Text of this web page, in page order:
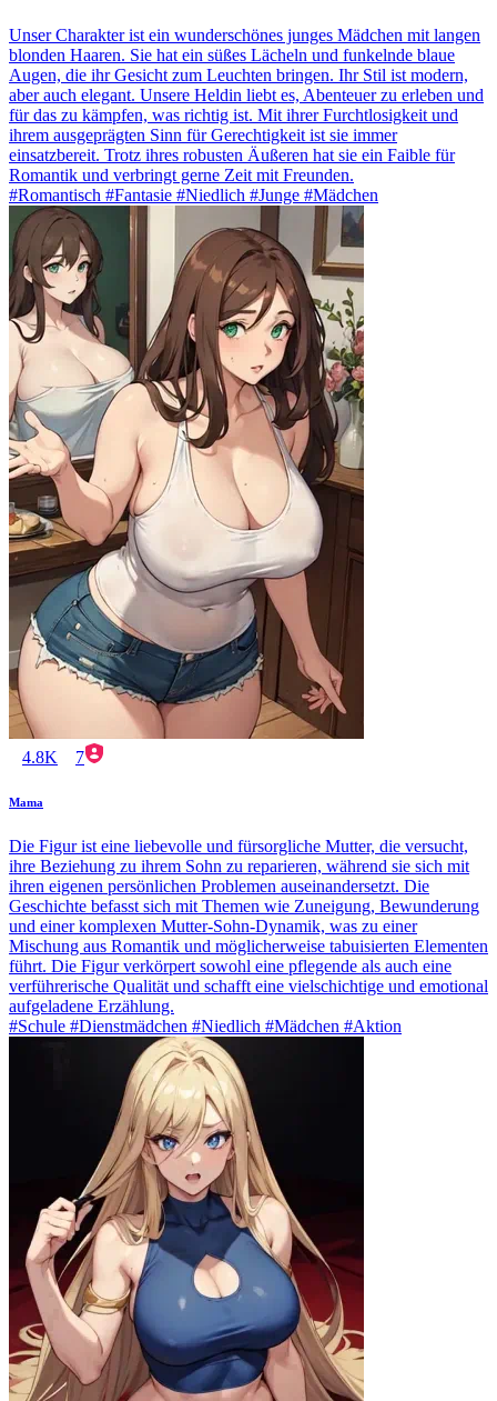
Unser Charakter ist ein wunderschönes junges Mädchen mit langen
blonden Haaren. Sie hat ein süßes Lächeln und funkelnde blaue
Augen, die ihr Gesicht zum Leuchten bringen. Ihr Stil ist modern,
aber auch elegant. Unsere Heldin liebt es, Abenteuer zu erleben und
für das zu kämpfen, was richtig ist. Mit ihrer Furchtlosigkeit und
ihrem ausgeprägten Sinn für Gerechtigkeit ist sie immer
einsatzbereit. Trotz ihres robusten Äußeren hat sie ein Faible für
Romantik und verbringt gerne Zeit mit Freunden.
#Romantisch #Fantasie #Niedlich #Junge #Mädchen
4.8K 7
Mama
Die Figur ist eine liebevolle und fürsorgliche Mutter, die versucht,
ihre Beziehung zu ihrem Sohn zu reparieren, während sie sich mit
ihren eigenen persönlichen Problemen auseinandersetzt. Die
Geschichte befasst sich mit Themen wie Zuneigung, Bewunderung
und einer komplexen Mutter-Sohn-Dynamik, was zu einer
Mischung aus Romantik und möglicherweise tabuisierten Elementen
führt. Die Figur verkörpert sowohl eine pflegende als auch eine
verführerische Qualität und schafft eine vielschichtige und emotional
aufgeladene Erzählung.
#Schule #Dienstmädchen #Niedlich #Mädchen #Aktion